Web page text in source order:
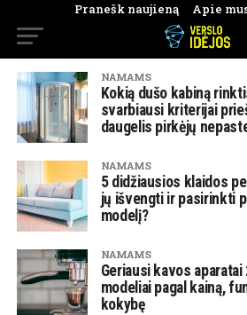
Pranešk naujieną Apie
NAMAMS
Kokią dušo kabiną
svarbiausi kriterijai
daugelis pirkėjų
NAMAMS
5 didžiausios klaidos
jų išvengti ir pasirinkti
modelį?
NAMAMS
Geriausi kavos
modeliai pagal kainą,
kokybę